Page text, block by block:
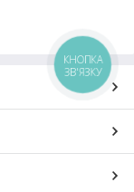
КНОПКА
ЗВ'ЯЗКУ